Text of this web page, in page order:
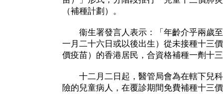
（補種計劃）。
衞生署發言人表示：「年齡介乎兩歲至
一月二十六日或以後出生）從未接種十三
價疫苗）的香港居民，合資格補種一劑十
十二月二日起，醫管局會為在轄下兒科
險的兒童病人，在覆診期間免費補種十三